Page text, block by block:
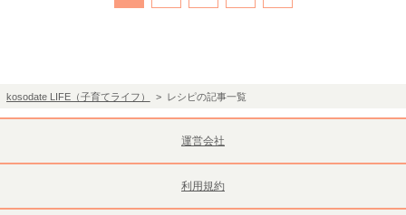
kosodate LIFE（子育てライフ） > レシピの記事一覧
運営会社
利用規約